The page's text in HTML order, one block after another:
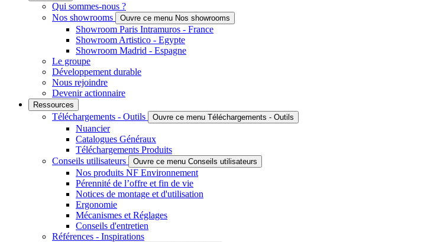
Qui sommes-nous ?
Nos showrooms
Ouvre ce menu Nos showrooms
Showroom Paris Intramuros - France
Showroom Artistico - Egypte
Showroom Madrid - Espagne
Le groupe
Développement durable
Nous rejoindre
Devenir actionnaire
Ressources
Téléchargements - Outils Ouvre ce menu Téléchargements - Outils
Nuancier
Catalogues Généraux
Téléchargements Produits
Conseils utilisateurs
Ouvre ce menu Conseils utilisateurs
Nos produits NF Environnement
Pérennité de l’offre et fin de vie
Notices de montage et d'utilisation
Ergonomie
Mécanismes et Réglages
Conseils d'entretien
Références - Inspirations